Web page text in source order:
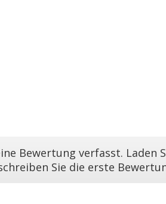
Bewertung verfasst. Laden
Sie die erste